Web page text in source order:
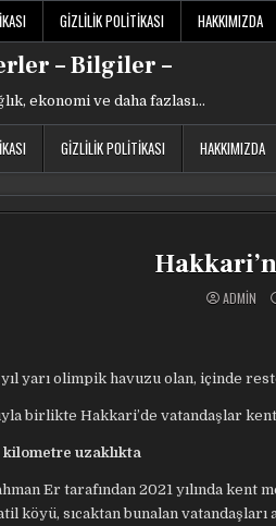
GIZLILIK POLITIKASI HAKKIMIZDA
– Bilgiler –
ekonomi ve daha fazlası…
GIZLILIK POLITIKASI HAKKIMIZDA
ADMIN
yarı olimpik havuzu olan, içinde
birlikte Hakkari’de vatandaşlar
uzaklıkta
Er tarafından 2021 yılında
köyü, sıcaktan bunalan vatandaşları